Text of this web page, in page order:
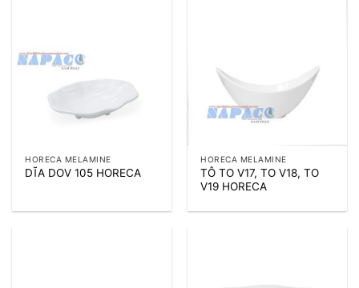
HORECA MELAMINE
DĨA DOV 105 HORECA
HORECA MELAMINE
TÔ TO V17, TO V18, TO
V19 HORECA